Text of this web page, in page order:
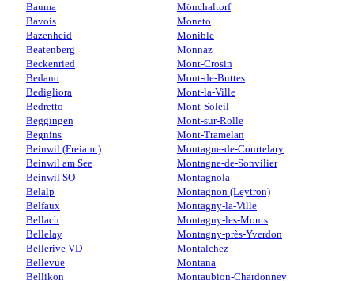
Bauma
Bavois
Bazenheid
Beatenberg
Beckenried
Bedano
Bedigliora
Bedretto
Beggingen
Begnins
Beinwil (Freiamt)
Beinwil am See
Beinwil SO
Belalp
Belfaux
Bellach
Bellelay
Bellerive VD
Bellevue
Bellikon
Mönchaltorf
Moneto
Monible
Monnaz
Mont-Crosin
Mont-de-Buttes
Mont-la-Ville
Mont-Soleil
Mont-sur-Rolle
Mont-Tramelan
Montagne-de-Courtelary
Montagne-de-Sonvilier
Montagnola
Montagnon (Leytron)
Montagny-la-Ville
Montagny-les-Monts
Montagny-près-Yverdon
Montalchez
Montana
Montaubion-Chardonney